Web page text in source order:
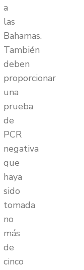
a
las
Bahamas.
También
deben
proporcionar
una
prueba
de
PCR
negativa
que
haya
sido
tomada
no
más
de
cinco